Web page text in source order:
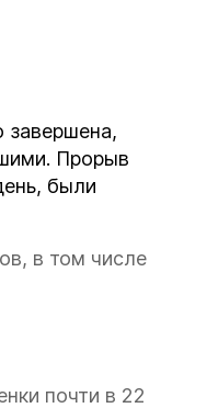
завершена,
Прорыв
были
в том числе
почти в 22